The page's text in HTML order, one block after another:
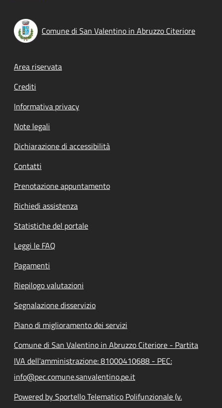
Comune di San Valentino in Abruzzo Citeriore
Footer menu
Area riservata
Crediti
Informativa privacy
Note legali
Dichiarazione di accessibilità
Contatti
Prenotazione appuntamento
Richiedi assistenza
Statistiche del portale
Leggi le FAQ
Pagamenti
Riepilogo valutazioni
Segnalazione disservizio
Piano di miglioramento dei servizi
Comune di San Valentino in Abruzzo Citeriore - Partita
IVA dell'amministrazione: 81000410688 - PEC:
info@pec.comune.sanvalentino.pe.it
Powered by Sportello Telematico Polifunzionale (v.